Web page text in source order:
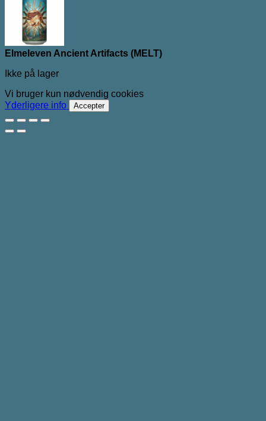
Elmeleven Ancient Artifacts (MELT)
Ikke på lager
Vi bruger kun nødvendig cookies
Yderligere info
Accepter